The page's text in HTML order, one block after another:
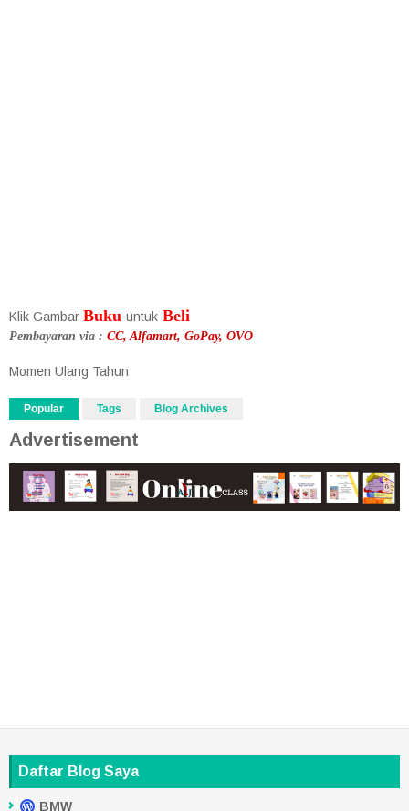
Klik Gambar Buku untuk Beli
Pembayaran via : CC, Alfamart, GoPay, OVO
Momen Ulang Tahun
Popular Tags Blog Archives
Advertisement
Daftar Blog Saya
BMW